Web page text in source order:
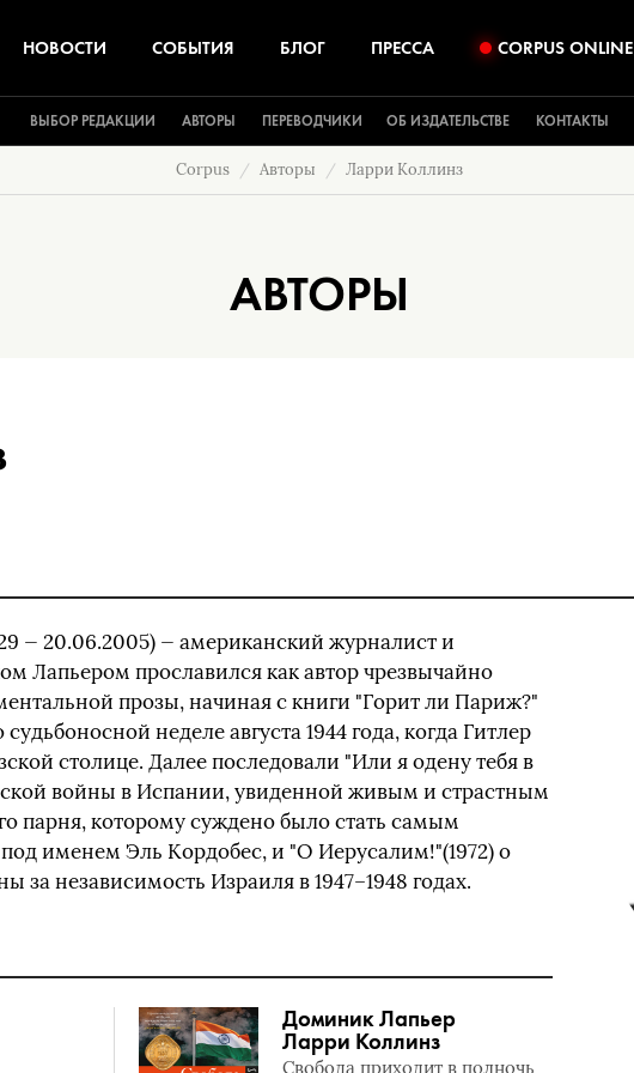
НОВОСТИ СОБЫТИЯ БЛОГ ПРЕССА CORPUS ONLINE
ВЫБОР РЕДАКЦИИ АВТОРЫ ПЕРЕВОДЧИКИ ОБ ИЗДАТЕЛЬСТВЕ КОНТАКТЫ
Corpus Авторы Ларри Коллинз
АВТОРЫ
— 20.06.2005) — американский журналист и
Лапьером прославился как автор чрезвычайно
прозы, начиная с книги "Горит ли Париж?"
неделе августа 1944 года, когда Гитлер
столице. Далее последовали "Или я одену тебя в
войны в Испании, увиденной живым и страстным
парня, которому суждено было стать самым
именем Эль Кордобес, и "О Иерусалим!"(1972) о
за независимость Израиля в 1947–1948 годах.
Доминик Лапьер
Ларри Коллинз
Свобода приходит в полночь